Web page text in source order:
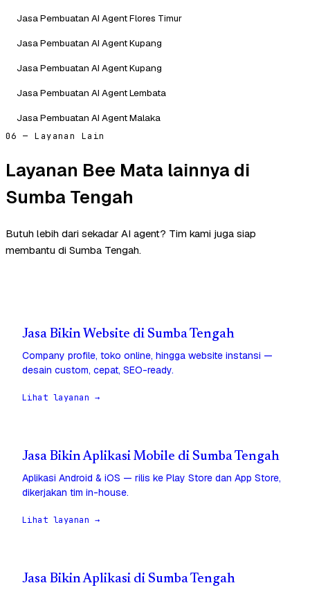
Jasa Pembuatan AI Agent Flores Timur
Jasa Pembuatan AI Agent Kupang
Jasa Pembuatan AI Agent Kupang
Jasa Pembuatan AI Agent Lembata
Jasa Pembuatan AI Agent Malaka
06 — Layanan Lain
Layanan Bee Mata lainnya di
Sumba Tengah
Butuh lebih dari sekadar AI agent? Tim kami juga siap
membantu di Sumba Tengah.
Jasa Bikin Website di Sumba Tengah
Company profile, toko online, hingga website instansi —
desain custom, cepat, SEO-ready.
Lihat layanan →
Jasa Bikin Aplikasi Mobile di Sumba Tengah
Aplikasi Android & iOS — rilis ke Play Store dan App Store,
dikerjakan tim in-house.
Lihat layanan →
Jasa Bikin Aplikasi di Sumba Tengah